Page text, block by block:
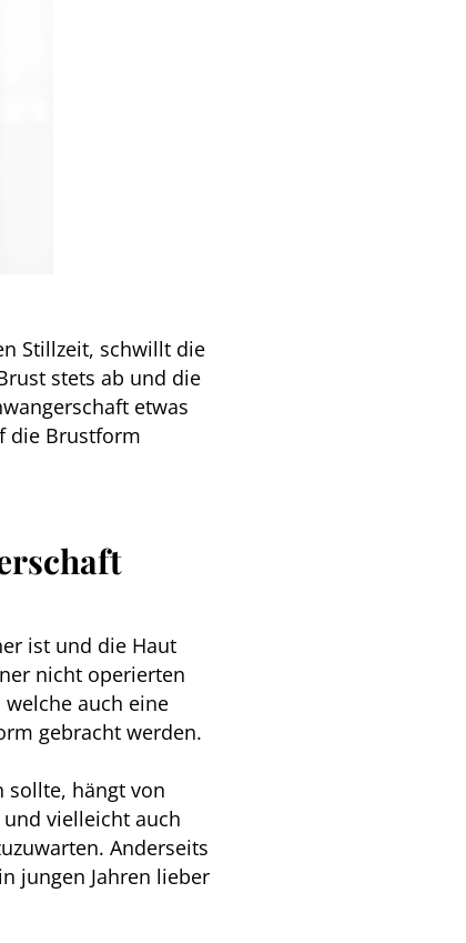
Stillzeit, schwillt die
stets ab und die
etwas
die Brustform
ist und die Haut
nicht operierten
auch eine
gebracht werden.
sollte, hängt von
vielleicht auch
Anderseits
jungen Jahren lieber